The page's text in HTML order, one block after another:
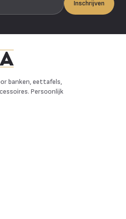
Inschrijven
banken, eettafels,
Persoonlijk